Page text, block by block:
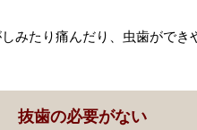
みたり痛んだり、虫歯がで
抜歯の必要がない